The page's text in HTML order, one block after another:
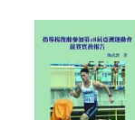
劉正坤，陶
廣西師範大
復旦大學出